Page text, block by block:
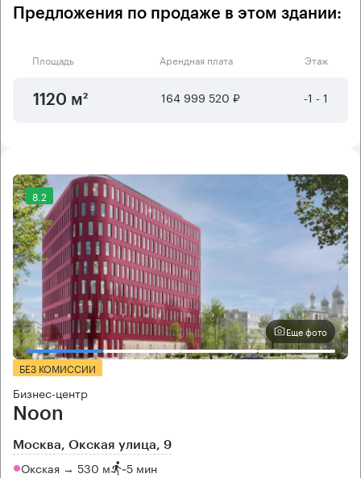
Предложения по продаже в этом здании:
Площадь Арендная плата Этаж
1120 м² 164 999 520 ₽ -1 - 1
8.2
Еще фото
БЕЗ КОМИССИИ
Бизнес-центр
Noon
Москва, Окская улица, 9
Окская → 530 м ~5 мин